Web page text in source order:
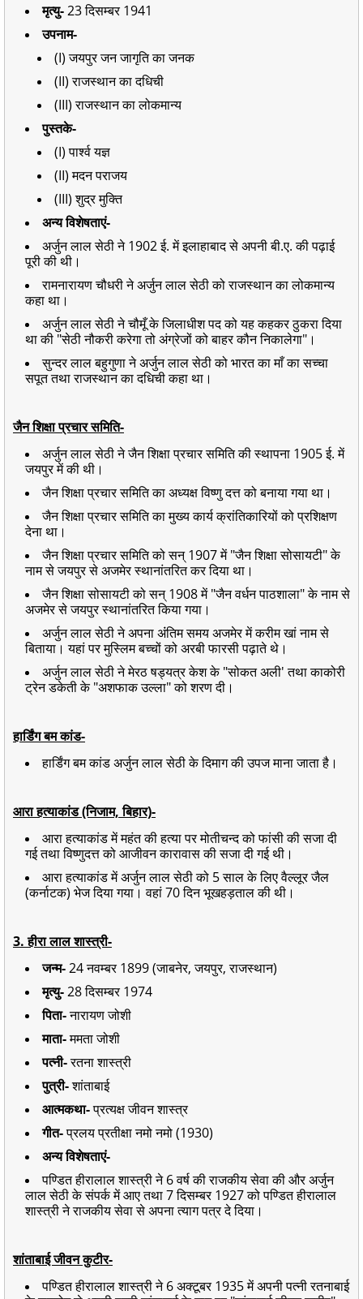
मृत्यु-23 दिसम्बर 1941
उपनाम-
(I) जयपुर जन जागृति का जनक
(II) राजस्थान का दधिची
(III) राजस्थान का लोकमान्य
पुस्तके-
(I) पार्श्व यज्ञ
(II) मदन पराजय
(III) शुद्र मुक्ति
अन्य विशेषताएं-
अर्जुन लाल सेठी ने 1902 ई. में इलाहाबाद से अपनी बी.ए. की पढ़ाई
पूरी की थी।
रामनारायण चौधरी ने अर्जुन लाल सेठी को राजस्थान का लोकमान्य
कहा था।
अर्जुन लाल सेठी ने चौमूँ के जिलाधीश पद को यह कहकर ठुकरा दिया
था की "सेठी नौकरी करेगा तो अंग्रेजों को बाहर कौन निकालेगा"।
सुन्दर लाल बहुगुणा ने अर्जुन लाल सेठी को भारत का माँ का सच्चा
सपूत तथा राजस्थान का दधिची कहा था।
जैन शिक्षा प्रचार समिति-
अर्जुन लाल सेठी ने जैन शिक्षा प्रचार समिति की स्थापना 1905 ई. में
जयपुर में की थी।
जैन शिक्षा प्रचार समिति का अध्यक्ष विष्णु दत्त को बनाया गया था।
जैन शिक्षा प्रचार समिति का मुख्य कार्य क्रांतिकारियों को प्रशिक्षण
देना था।
जैन शिक्षा प्रचार समिति को सन् 1907 में "जैन शिक्षा सोसायटी" के
नाम से जयपुर से अजमेर स्थानांतरित कर दिया था।
जैन शिक्षा सोसायटी को सन् 1908 में "जैन वर्धन पाठशाला" के नाम से
अजमेर से जयपुर स्थानांतरित किया गया।
अर्जुन लाल सेठी ने अपना अंंतिम समय अजमेर में करीम खां नाम से
बिताया। यहां पर मुस्लिम बच्चों को अरबी फारसी पढ़ाते थे।
अर्जुन लाल सेठी ने मेरठ षड्यत्र केश के "सोकत अली' तथा काकोरी
ट्रेन डकेती के "अशफाक उल्ला" को शरण दी।
हार्डिंग बम कांड-
हार्डिंग बम कांड अर्जुन लाल सेठी के दिमाग की उपज माना जाता है।
आरा हत्याकांड (निजाम, बिहार)-
आरा हत्याकांड में महंत की हत्या पर मोतीचन्द को फांसी की सजा दी
गई तथा विष्णुदत्त को आजीवन कारावास की सजा दी गई थी।
आरा हत्याकांड में अर्जुन लाल सेठी को 5 साल के लिए वैल्लूर जैल
(कर्नाटक) भेज दिया गया। वहां 70 दिन भूखहड़ताल की थी।
3. हीरा लाल शास्त्री-
जन्म-24 नवम्बर 1899 (जाबनेर, जयपुर, राजस्थान)
मृत्यु-28 दिसम्बर 1974
पिता-नारायण जोशी
माता-ममता जोशी
पत्नी-रतना शास्त्री
पुत्री-शांताबाई
आत्मकथा-प्रत्यक्ष जीवन शास्त्र
गीत-प्रलय प्रतीक्षा नमो नमो (1930)
अन्य विशेषताएं-
पण्डित हीरालाल शास्त्री ने 6 वर्ष की राजकीय सेवा की और अर्जुन
लाल सेठी के संपर्क में आए तथा 7 दिसम्बर 1927 को पण्डित हीरालाल
शास्त्री ने राजकीय सेवा से अपना त्याग पत्र दे दिया।
शांताबाई जीवन कुटीर-
पण्डित हीरालाल शास्त्री ने 6 अक्टूबर 1935 में अपनी पत्नी रतनाबाई